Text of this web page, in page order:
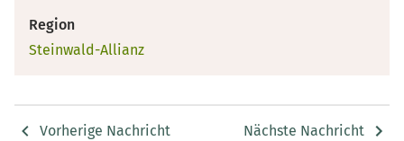
Region
Steinwald-Allianz
Vorherige Nachricht Nächste Nachricht